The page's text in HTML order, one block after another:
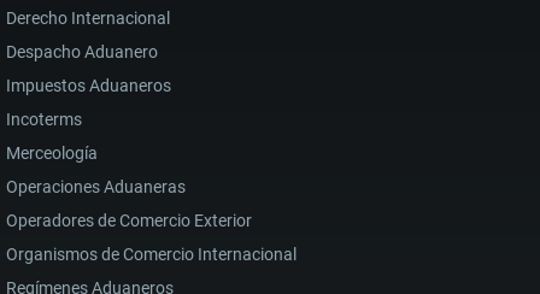
Derecho Internacional
Despacho Aduanero
Impuestos Aduaneros
Incoterms
Merceología
Operaciones Aduaneras
Operadores de Comercio Exterior
Organismos de Comercio Internacional
Regímenes Aduaneros